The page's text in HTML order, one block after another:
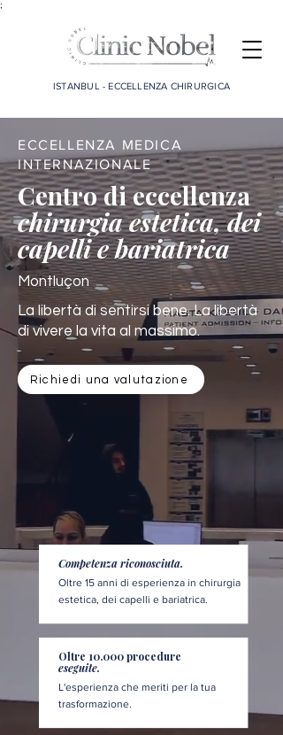
;
ISTANBUL - ECCELLENZA CHIRURGICA
ECCELLENZA MEDICA
INTERNAZIONALE
Centro di eccellenza
chirurgia estetica, dei
capelli e bariatrica
Montluçon
La libertà di sentirsi bene. La libertà
di vivere la vita al massimo.
Richiedi una valutazione
Competenza riconosciuta.
Oltre 15 anni di esperienza in chirurgia
estetica, dei capelli e bariatrica.
Oltre 10.000 procedure
eseguite.
L'esperienza che meriti per la tua
trasformazione.